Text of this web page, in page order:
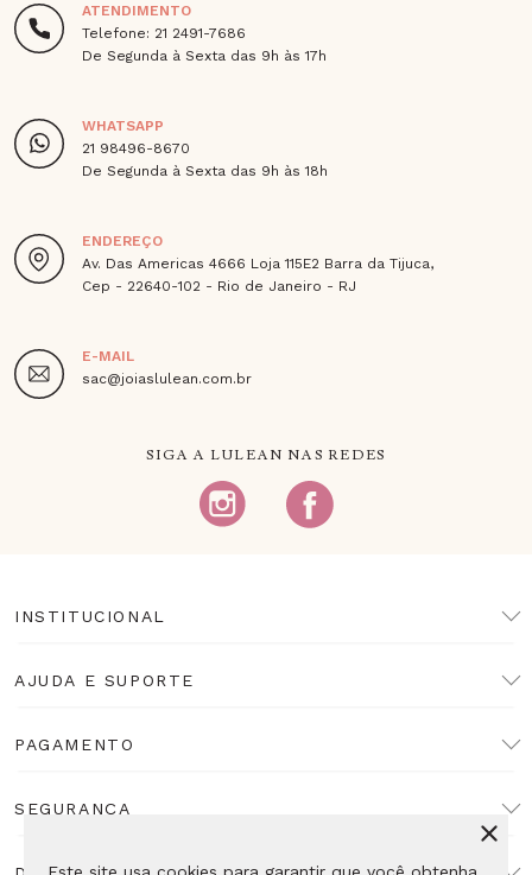
ATENDIMENTO
Telefone: 21 2491-7686
De Segunda à Sexta das 9h às 17h
WHATSAPP
21 98496-8670
De Segunda à Sexta das 9h às 18h
ENDEREÇO
Av. Das Americas 4666 Loja 115E2 Barra da Tijuca,
Cep - 22640-102 - Rio de Janeiro - RJ
E-MAIL
sac@joiaslulean.com.br
SIGA A LULEAN NAS REDES
INSTITUCIONAL
AJUDA E SUPORTE
PAGAMENTO
SEGURANÇA